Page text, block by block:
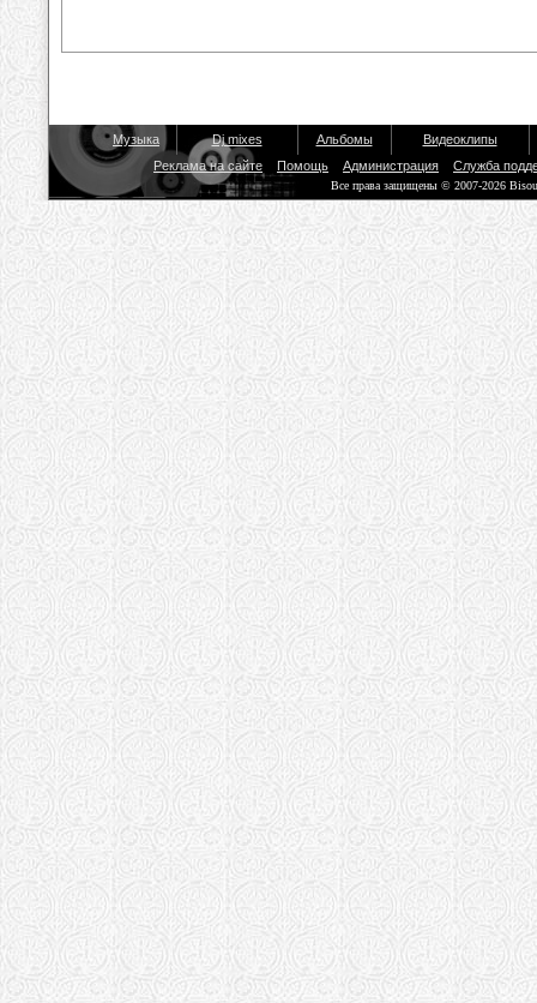
Музыка Dj mixes Альбомы
Видеоклипы
Реклама на сайте
Помощь Администрация Служба
Все права защищены © 2007-2026